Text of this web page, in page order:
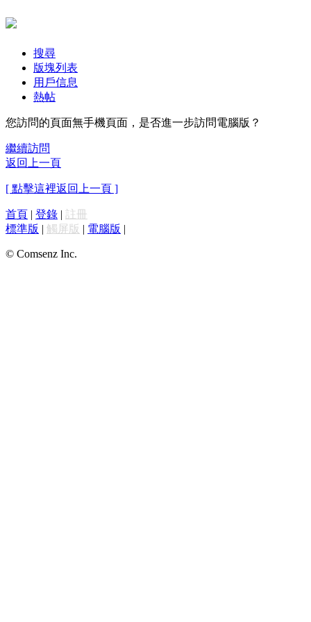
搜尋
版塊列表
用戶信息
熱帖
您訪問的頁面無手機頁面，是否進一步訪問電腦版？
繼續訪問
返回上一頁
[ 點擊這裡返回上一頁 ]
首頁 | 登錄 | 註冊
標準版 | 觸屏版 | 電腦版 |
© Comsenz Inc.